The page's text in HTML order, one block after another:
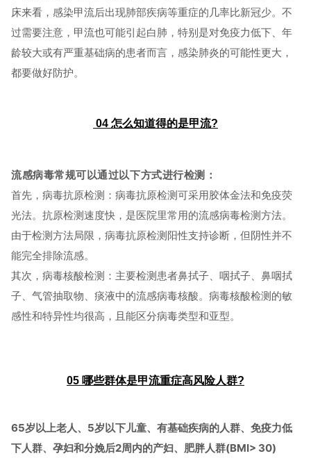
床来看，感染甲流后出现肺部疾病等重症的几率比新冠少。不
过需要注意，甲流也可能引起白肺，特别是对免疫力低下、年
龄较大或有严重基础病的患者而言，感染肺炎的可能性更大，
都要做好防护。
04 怎么知道得的是甲流?
流感病毒常规可以通过以下方式进行检测：
首先，病毒抗原检测：病毒抗原检测可采用胶体金法和免疫荧
光法。抗原检测速度快，是医院里常用的流感病毒检测方法。
由于检测方法局限，病毒抗原检测阳性支持诊断，但阴性并不
能完全排除流感。
其次，病毒核酸检测：主要检测患者鼻拭子、咽拭子、鼻咽拭
子、气管抽取物、痰液中的流感病毒核酸。病毒核酸检测的敏
感性和特异性均很高，且能区分病毒类型和亚型。
05 哪些群体是甲流重症高风险人群?
65岁以上老人、5岁以下儿童、有基础疾病的人群、免疫力低
下人群、孕妇和分娩后2周内的产妇、肥胖人群(BMI> 30)